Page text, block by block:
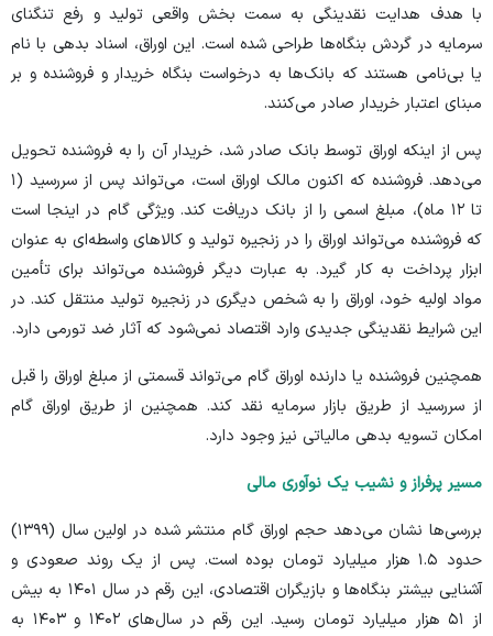
با هدف هدایت نقدینگی به سمت بخش واقعی تولید و رفع تنگنای
سرمایه در گردش بنگاه‌ها طراحی شده است. این اوراق، اسناد بدهی با نام
یا بی‌نامی هستند که بانک‌ها به درخواست بنگاه خریدار و فروشنده و بر
مبنای اعتبار خریدار صادر می‌کنند.
پس از اینکه اوراق توسط بانک صادر شد، خریدار آن را به فروشنده تحویل
می‌دهد. فروشنده که اکنون مالک اوراق است، می‌تواند پس از سررسید (۱
تا ۱۲ ماه)، مبلغ اسمی را از بانک دریافت کند. ویژگی گام در اینجا است
که فروشنده می‌تواند اوراق را در زنجیره تولید و کالا‌های واسطه‌ای به عنوان
ابزار پرداخت به کار گیرد. به عبارت دیگر فروشنده می‌تواند برای تأمین
مواد اولیه خود، اوراق را به شخص دیگری در زنجیره تولید منتقل کند. در
این شرایط نقدینگی جدیدی وارد اقتصاد نمی‌شود که آثار ضد تورمی دارد.
همچنین فروشنده یا دارنده اوراق گام می‌تواند قسمتی از مبلغ اوراق را قبل
از سررسید از طریق بازار سرمایه نقد کند. همچنین از طریق اوراق گام
امکان تسویه بدهی مالیاتی نیز وجود دارد.
مسیر پرفراز و نشیب یک نوآوری مالی
بررسی‌ها نشان می‌دهد حجم اوراق گام منتشر شده در اولین سال (۱۳۹۹)
حدود ۱.۵ هزار میلیارد تومان بوده است. پس از یک روند صعودی و
آشنایی بیشتر بنگاه‌ها و بازیگران اقتصادی، این رقم در سال ۱۴۰۱ به بیش
از ۵۱ هزار میلیارد تومان رسید. این رقم در سال‌های ۱۴۰۲ و ۱۴۰۳ به